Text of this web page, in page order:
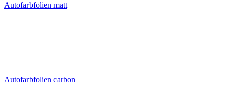
Autofarbfolien matt
Autofarbfolien carbon